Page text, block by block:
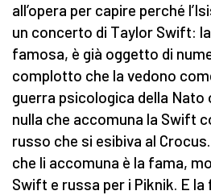
all’opera per capire perché
un concerto di Taylor Swift:
famosa, è già oggetto di
complotto che la vedono
guerra psicologica della Nato
nulla che accomuna la Swift
russo che si esibiva al
che li accomuna è la fama,
Swift e russa per i Piknik. E